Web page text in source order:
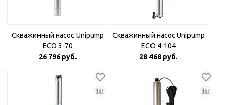
Скважинный насос Unipump
ECO 3-70
26 796 руб.
Скважинный насос Unipump
ECO 4-104
28 468 руб.